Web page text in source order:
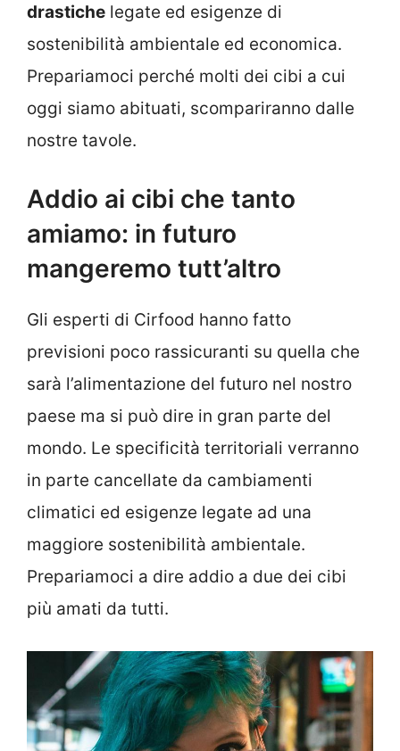
drastiche legate ed esigenze di
sostenibilità ambientale ed economica.
Prepariamoci perché molti dei cibi a cui
oggi siamo abituati, scompariranno dalle
nostre tavole.
Addio ai cibi che tanto
amiamo: in futuro
mangeremo tutt’altro
Gli esperti di Cirfood hanno fatto
previsioni poco rassicuranti su quella che
sarà l’alimentazione del futuro nel nostro
paese ma si può dire in gran parte del
mondo. Le specificità territoriali verranno
in parte cancellate da cambiamenti
climatici ed esigenze legate ad una
maggiore sostenibilità ambientale.
Prepariamoci a dire addio a due dei cibi
più amati da tutti.